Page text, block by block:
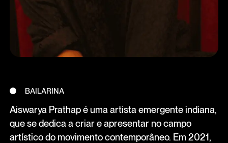
BAILARINA
Aiswarya Prathap é uma artista emergente indiana,
que se dedica a criar e apresentar no campo
artístico do movimento contemporâneo. Em 2021,